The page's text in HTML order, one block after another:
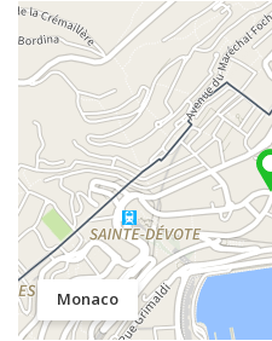
Monaco